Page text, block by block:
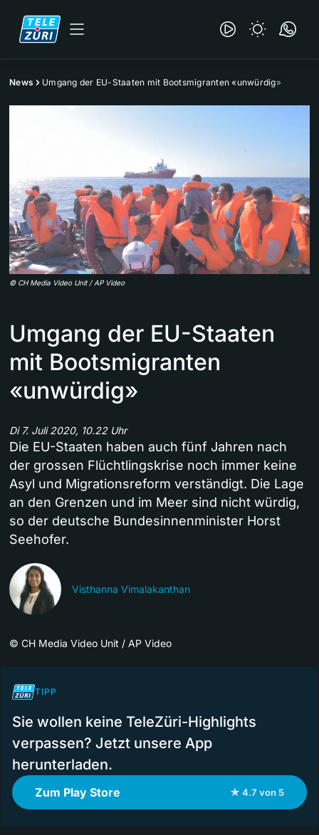
News Umgang der EU-Staaten mit Bootsmigranten «unwürdig»
© CH Media Video Unit / AP Video
Umgang der EU-Staaten
mit Bootsmigranten
«unwürdig»
Di 7. Juli 2020, 10.22 Uhr
Die EU-Staaten haben auch fünf Jahren nach
der grossen Flüchtlingskrise noch immer keine
Asyl und Migrationsreform verständigt. Die Lage
an den Grenzen und im Meer sind nicht würdig,
so der deutsche Bundesinnenminister Horst
Seehofer.
Visthanna Vimalakanthan
© CH Media Video Unit / AP Video
TIPP
Sie wollen keine TeleZüri-Highlights
verpassen? Jetzt unsere App
herunterladen.
Zum Play Store ★ 4.7 von 5